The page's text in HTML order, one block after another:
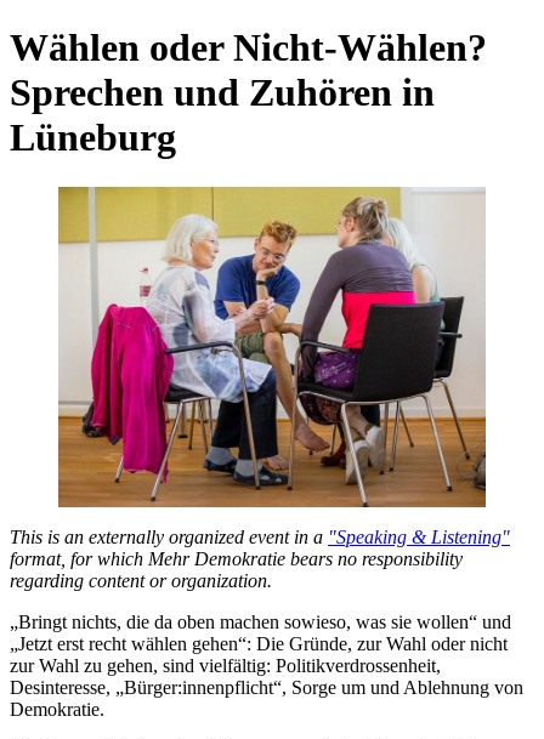
Wählen oder Nicht-Wählen?
Sprechen und Zuhören in
Lüneburg
This is an externally organized event in a "Speaking & Listening"
format, for which Mehr Demokratie bears no responsibility
regarding content or organization.
„Bringt nichts, die da oben machen sowieso, was sie wollen“ und
„Jetzt erst recht wählen gehen“: Die Gründe, zur Wahl oder nicht
zur Wahl zu gehen, sind vielfältig: Politikverdrossenheit,
Desinteresse, „Bürger:innenpflicht“, Sorge um und Ablehnung von
Demokratie.